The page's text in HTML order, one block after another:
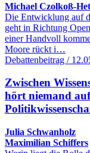
Michael Czolkoß-
Die Entwicklung auf
geht in Richtung
einer Handvoll
Moore rückt i…
Debattenbeitrag /
Zwischen
hört niemand
Julia Schwanholz
Maximilian Schiffers